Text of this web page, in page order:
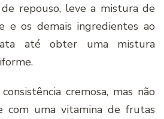
repouso, leve a mistura de
e os demais ingredientes ao
até obter uma mistura
cremosa, mas não
com uma vitamina de frutas